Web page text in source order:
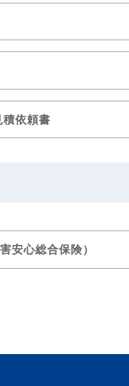
積依頼書
安心総合保険）